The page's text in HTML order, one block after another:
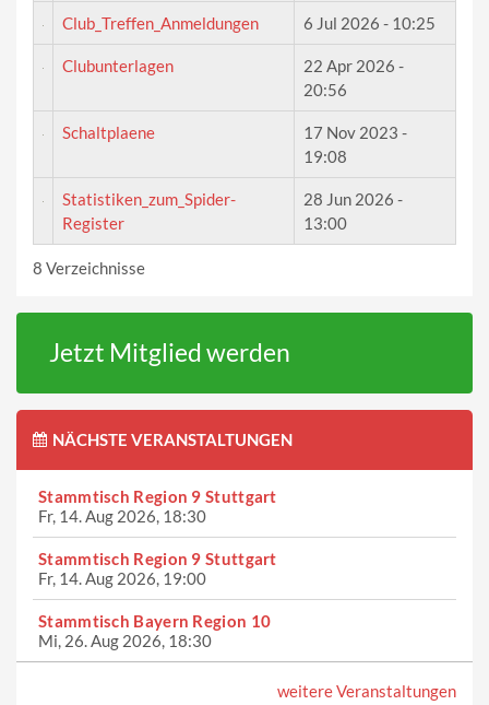
Club_Treffen_Anmeldungen 6 Jul 2026 - 10:25
Clubunterlagen
22 Apr 2026 -
20:56
Schaltplaene
17 Nov 2023 -
19:08
Statistiken_zum_Spider-
Register
28 Jun 2026 -
13:00
8 Verzeichnisse
Jetzt Mitglied werden
NÄCHSTE VERANSTALTUNGEN
Stammtisch Region 9 Stuttgart
Fr, 14. Aug 2026, 18:30
Stammtisch Region 9 Stuttgart
Fr, 14. Aug 2026, 19:00
Stammtisch Bayern Region 10
Mi, 26. Aug 2026, 18:30
weitere Veranstaltungen